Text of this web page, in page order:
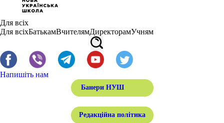
Для всіх
Для всіхБатькамВчителямДиректорамУчням
Напишіть нам
Банери НУШ
Редакційна політика